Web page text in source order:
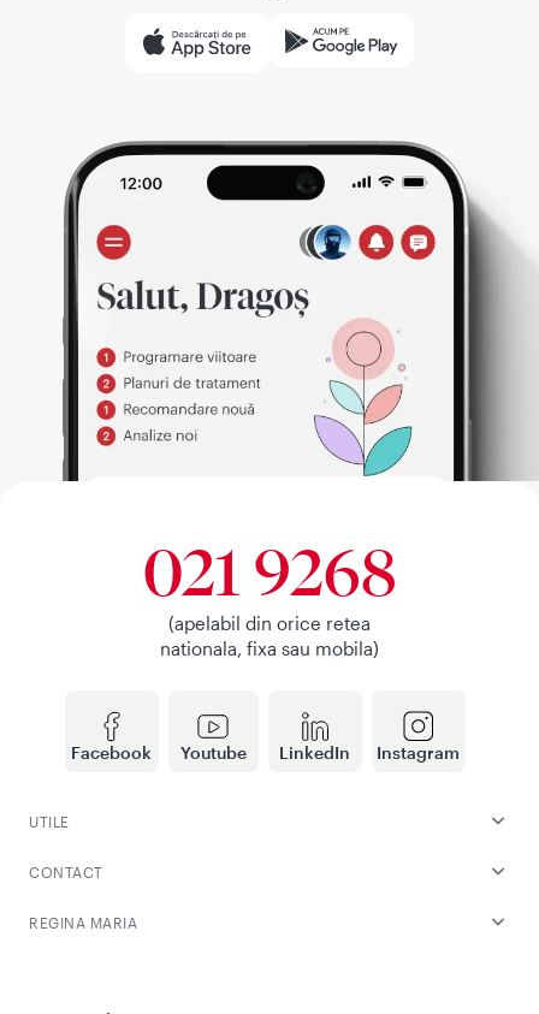
Facebook Youtube LinkedIn Instagram
021 9268
(apelabil din orice retea
nationala, fixa sau mobila)
UTILE
CONTACT
REGINA MARIA